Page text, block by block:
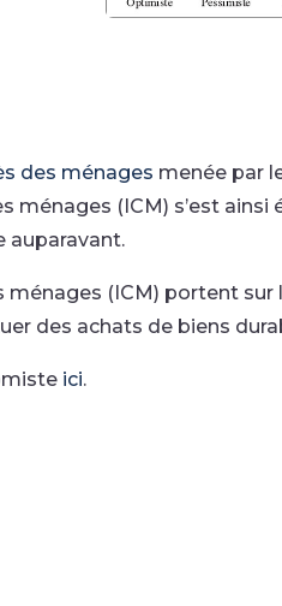
des ménages menée par
(ICM) s’est ainsi
auparavant.
(ICM) portent
des achats de biens
ici.